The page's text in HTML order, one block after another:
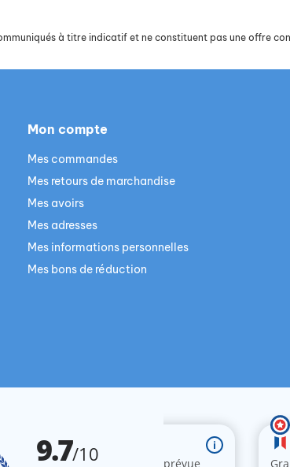
à titre indicatif et ne constituent pas une offre
Mon compte
Mes commandes
Mes retours de marchandise
Mes avoirs
Mes adresses
Mes informations personnelles
Mes bons de réduction